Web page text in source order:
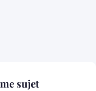
sujet